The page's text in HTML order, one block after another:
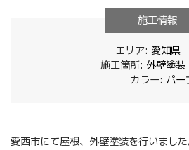
施工情報
エリア: 愛知県
施工箇所: 外壁塗装
カラー: パー
愛西市にて屋根、外壁塗装を行いまし